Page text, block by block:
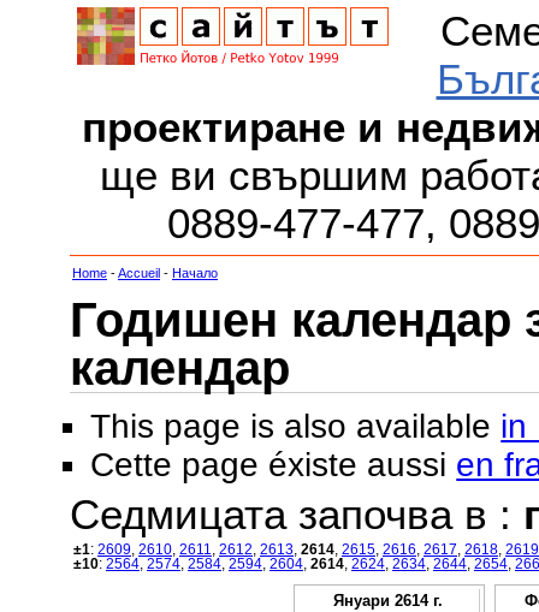
проектиране и
ще ви свършим
0889-477-477,
Home -Accueil - Начало
Годишен календар
календар
This page is also available in
Cette page éxiste aussi en
Седмицата започва в :
±1: 2609 2610 2611 2612 2613 2614 2615 2616 2617 2618 2619
±10: 2564 2574 2584 2594 2604 2614 2624 2634 2644 2654
Януари 2614 г.